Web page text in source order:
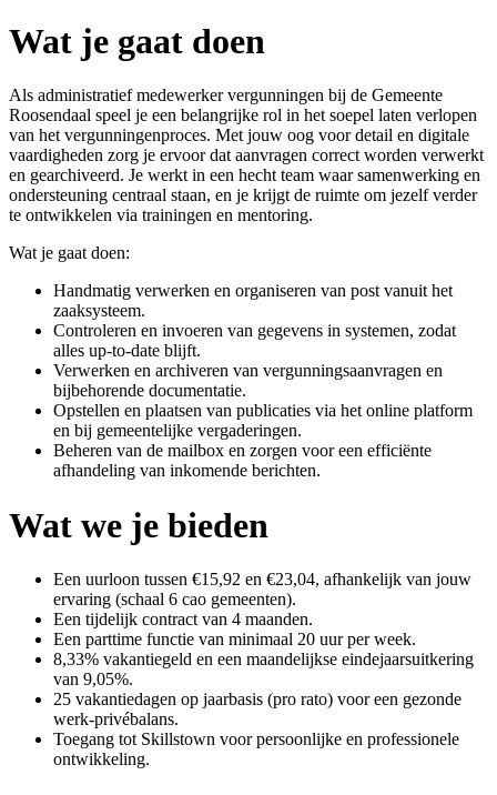
Wat je gaat doen
Als administratief medewerker vergunningen bij de Gemeente
Roosendaal speel je een belangrijke rol in het soepel laten verlopen
van het vergunningenproces. Met jouw oog voor detail en digitale
vaardigheden zorg je ervoor dat aanvragen correct worden verwerkt
en gearchiveerd. Je werkt in een hecht team waar samenwerking en
ondersteuning centraal staan, en je krijgt de ruimte om jezelf verder
te ontwikkelen via trainingen en mentoring.
Wat je gaat doen:
Handmatig verwerken en organiseren van post vanuit het
zaaksysteem.
Controleren en invoeren van gegevens in systemen, zodat
alles up-to-date blijft.
Verwerken en archiveren van vergunningsaanvragen en
bijbehorende documentatie.
Opstellen en plaatsen van publicaties via het online platform
en bij gemeentelijke vergaderingen.
Beheren van de mailbox en zorgen voor een efficiënte
afhandeling van inkomende berichten.
Wat we je bieden
Een uurloon tussen €15,92 en €23,04, afhankelijk van jouw
ervaring (schaal 6 cao gemeenten).
Een tijdelijk contract van 4 maanden.
Een parttime functie van minimaal 20 uur per week.
8,33% vakantiegeld en een maandelijkse eindejaarsuitkering
van 9,05%.
25 vakantiedagen op jaarbasis (pro rato) voor een gezonde
werk-privébalans.
Toegang tot Skillstown voor persoonlijke en professionele
ontwikkeling.